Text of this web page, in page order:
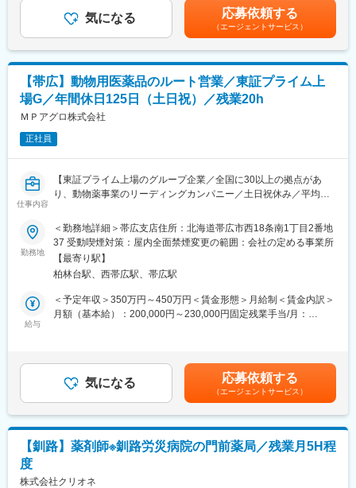
【求人ポイント◎】
■未経験の方も歓迎です。異業種・営業未経験から入社された方も
■成績等に応じて若くしてのキャリアアップが可能です。(30代で
の支店長登用実績多数あり)
■固定給に加え、販売実績に応じたインセンティブ制度がありま
す。
全体平均で年間約50万円の支給実績があり、成果に応じてさらに
高収入を目指すことも可能です。
入社後すぐに数字を任せるのではなく、研修・同行を経て段階的
に目標を持っていただきます。
■転勤は基本的にありません。(管理職になった場合、打診可能性
はありますが意向に沿います。)
【中途入社者アンケート】
■入社を決めた理由
（1）社会貢献できる・お客様に喜んで頂ける
（2）安定性・信頼性
■働いてみて感じた魅力
（1）人間関係が良い、先輩が親切
■会社概要
https://www.youtube.com/watch?v=Ge4KiEjNYaM
■採用サイト内動画ページ
https://trim-saiyo.jp/movie/
＞有＜残業手当＞有＜給与補足＞■固定給に加え、販売実績に応じ
たインセンティブ制度があります。■昇給年１回■賞与：年2回（7
月・12月）基本給の3ヶ月分程度を想定賃金はあくまでも目安の
金額であり、選考を通じて上下する可能性があります。月給(月額)
は固定手当を含めた表記です。
気になる 応募依頼する
（エージェントサービス）
【帯広】動物用医薬品のルート営業／東証プライム上
場G／年間休日125日（土日祝）／残業20h
ＭＰアグロ株式会社
正社員
仕事内容
【東証プライム上場のグループ企業／全国に30以上の拠点があ
り、動物薬事業のリーディングカンパニー／土日祝休み／平均残
■仕事内容
畜産農家や動物病院を対象とした動物用医薬品、飼料の提案営業
です。食の安全やペットの暮らしに貢献するやりがいのある仕事
です。■畜産農家や動物病院への定期訪問・情報提供 ■動物用医
薬品・ワクチン・飼料等の提案・販売 ■受発注・見積書作成など
の営業に付随する事務作業 ■他の業界・異業種からの入社事例も
・取扱商品…動物用医薬品・機器、サプリメント、フードなどの
動物に関わる商品や畜産農家向けの飼料や消毒資材など
どをしていき、徐々に顧客を引継ぎをしていきます。
【1日の流れのイメージ】
●営業開始／営業車を利用し、1日5～8件程度のお客様を訪問しま
勤務地
＜勤務地詳細＞帯広支店住所：北海道帯広市西18条南1丁目2番地
37 受動喫煙対策：屋内全面禁煙変更の範囲：会社の定める事業所
【最寄り駅】
柏林台駅、西帯広駅、帯広駅
給与
＜予定年収＞350万円～450万円＜賃金形態＞月給制＜賃金内訳＞
月額（基本給）：200,000円～230,000円固定残業手当/月：
残業代制 超過分別途支給 固定残業代の時間：20時間/月 賞
与実績 昨年度実績年２回（6月、12月支給 合計5.15ヶ月） ※初
年度の賞与は社内規定により独自計算の上で支給となります。賃
金はあくまでも目安の金額であり、選考を通じて上下する可能性
があります。月給(月額)は固定手当を含めた表記です。
気になる 応募依頼する
（エージェントサービス）
【釧路】薬剤師※釧路労災病院の門前薬局／残業月5H程
度
株式会社クリオネ